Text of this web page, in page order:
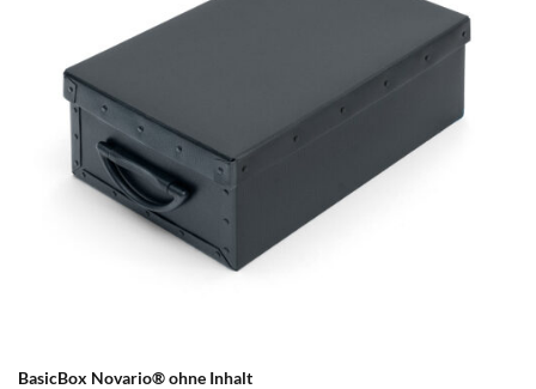
BasicBox Novario® ohne Inhalt